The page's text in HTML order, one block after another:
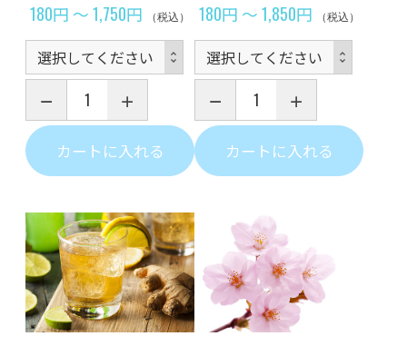
180円 ～ 1,750円 （税込）
カートに入れる
180円 ～ 1,850円 （税込）
カートに入れる